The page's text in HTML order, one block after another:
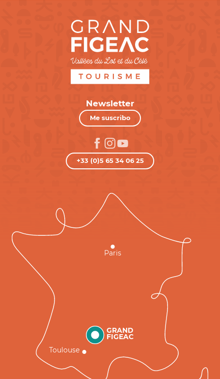
Newsletter
Me suscribo
+33 (0)5 65 34 06 25
GRAND
FIGEAC
Toulouse
Paris